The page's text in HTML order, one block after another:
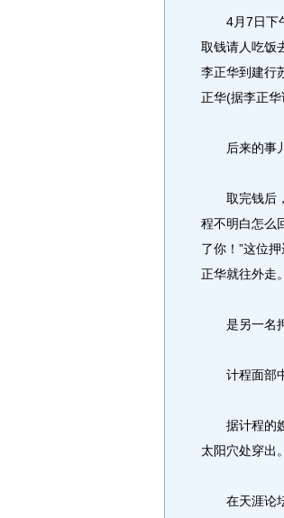
4月7日下午
取钱请人吃饭
李正华到建行
正华(据李正华
后来的事儿
取完钱后，
程不明白怎么
了你！”这位
正华就往外走
是另一名押
计程面部中
据计程的嫂
太阳穴处穿出
在天涯论坛